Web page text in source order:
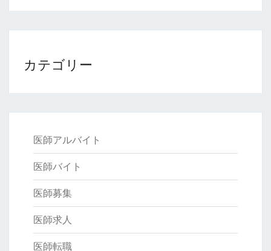
カテゴリー
医師アルバイト
医師バイト
医師募集
医師求人
医師転職